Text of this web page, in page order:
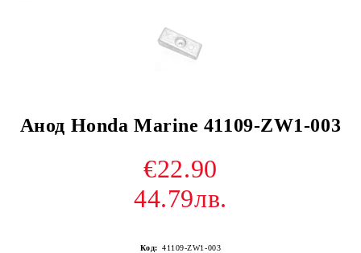
Анод Honda Marine 41109-ZW1-003
€22.90
44.79лв.
Код: 41109-ZW1-003